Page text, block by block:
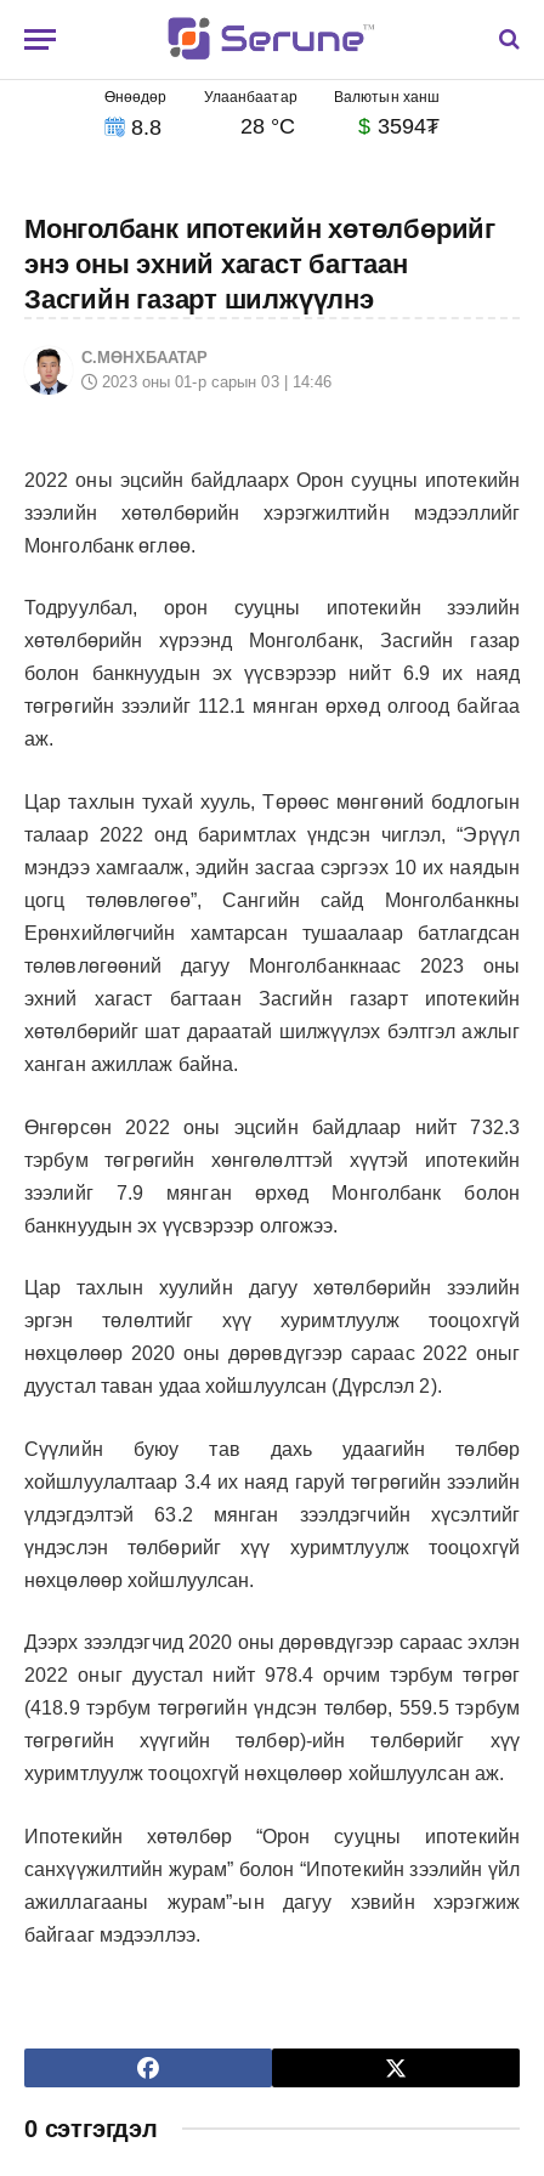
Өнөөдөр
8.8
Улаанбаатар
28 °C
Валютын ханш
$ 3594₮
Монголбанк ипотекийн хөтөлбөрийг
энэ оны эхний хагаст багтаан
Засгийн газарт шилжүүлнэ
С.МӨНХБААТАР
2023 оны 01-р сарын 03 | 14:46
2022 оны эцсийн байдлаарх Орон сууцны ипотекийн
зээлийн хөтөлбөрийн хэрэгжилтийн мэдээллийг
Монголбанк өглөө.
Тодруулбал, орон сууцны ипотекийн зээлийн
хөтөлбөрийн хүрээнд Монголбанк, Засгийн газар
болон банкнуудын эх үүсвэрээр нийт 6.9 их наяд
төгрөгийн зээлийг 112.1 мянган өрхөд олгоод байгаа
аж.
Цар тахлын тухай хууль, Төрөөс мөнгөний бодлогын
талаар 2022 онд баримтлах үндсэн чиглэл, “Эрүүл
мэндээ хамгаалж, эдийн засгаа сэргээх 10 их наядын
цогц төлөвлөгөө”, Сангийн сайд Монголбанкны
Ерөнхийлөгчийн хамтарсан тушаалаар батлагдсан
төлөвлөгөөний дагуу Монголбанкнаас 2023 оны
эхний хагаст багтаан Засгийн газарт ипотекийн
хөтөлбөрийг шат дараатай шилжүүлэх бэлтгэл ажлыг
ханган ажиллаж байна.
Өнгөрсөн 2022 оны эцсийн байдлаар нийт 732.3
тэрбум төгрөгийн хөнгөлөлттэй хүүтэй ипотекийн
зээлийг 7.9 мянган өрхөд Монголбанк болон
банкнуудын эх үүсвэрээр олгожээ.
Цар тахлын хуулийн дагуу хөтөлбөрийн зээлийн
эргэн төлөлтийг хүү хуримтлуулж тооцохгүй
нөхцөлөөр 2020 оны дөрөвдүгээр сараас 2022 оныг
дуустал таван удаа хойшлуулсан (Дүрслэл 2).
Сүүлийн буюу тав дахь удаагийн төлбөр
хойшлуулалтаар 3.4 их наяд гаруй төгрөгийн зээлийн
үлдэгдэлтэй 63.2 мянган зээлдэгчийн хүсэлтийг
үндэслэн төлбөрийг хүү хуримтлуулж тооцохгүй
нөхцөлөөр хойшлуулсан.
Дээрх зээлдэгчид 2020 оны дөрөвдүгээр сараас эхлэн
2022 оныг дуустал нийт 978.4 орчим тэрбум төгрөг
(418.9 тэрбум төгрөгийн үндсэн төлбөр, 559.5 тэрбум
төгрөгийн хүүгийн төлбөр)-ийн төлбөрийг хүү
хуримтлуулж тооцохгүй нөхцөлөөр хойшлуулсан аж.
Ипотекийн хөтөлбөр “Орон сууцны ипотекийн
санхүүжилтийн журам” болон “Ипотекийн зээлийн үйл
ажиллагааны журам”-ын дагуу хэвийн хэрэгжиж
байгааг мэдээллээ.
0 сэтгэгдэл